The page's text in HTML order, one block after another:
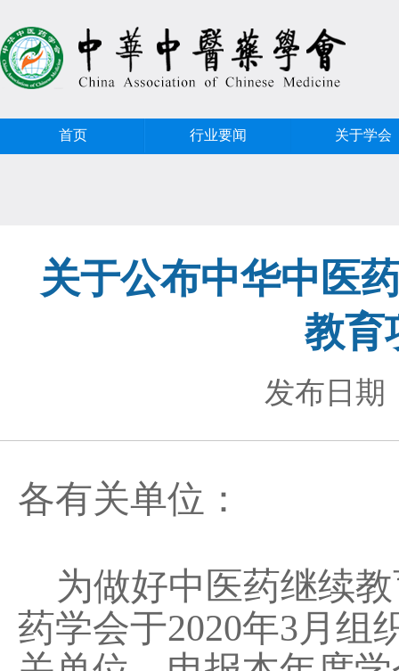
首页 行业要闻 关于学会
关于公布中华中医
教育
发布日期
各有关单位：
为做好中医药继续
药学会于2020年3月组